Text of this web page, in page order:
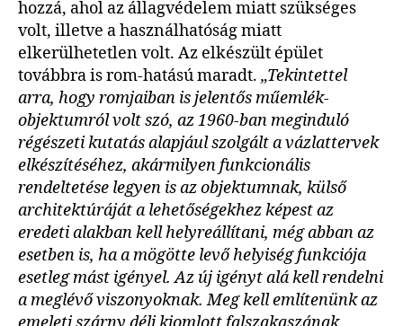
hozzá, ahol az állagvédelem miatt szükséges
volt, illetve a használhatóság miatt
elkerülhetetlen volt. Az elkészült épület
továbbra is rom-hatású maradt. „Tekintettel
arra, hogy romjaiban is jelentős műemlék-
objektumról volt szó, az 1960-ban meginduló
régészeti kutatás alapjául szolgált a vázlattervek
elkészítéséhez, akármilyen funkcionális
rendeltetése legyen is az objektumnak, külső
architektúráját a lehetőségekhez képest az
eredeti alakban kell helyreállítani, még abban az
esetben is, ha a mögötte levő helyiség funkciója
esetleg mást igényel. Az új igényt alá kell rendelni
a meglévő viszonyoknak. Meg kell említenünk az